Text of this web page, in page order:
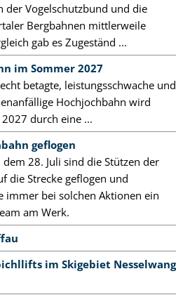
der Vogelschutzbund und die
Bergbahnen mittlerweile
gab es Zugeständ ...
im Sommer 2027
betagte, leistungsschwache und
Hochjochbahn wird
durch eine ...
geflogen
28. Juli sind die Stützen der
die Strecke geflogen und
immer bei solchen Aktionen ein
am Werk.
im Skigebiet Nesselwang